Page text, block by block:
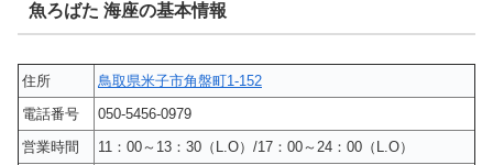
魚ろばた 海座の基本情報
住所
鳥取県米子市角盤町1-152
電話番号
050-5456-0979
営業時間
11：00～13：30（L.O）/17：00～24：00（L.O）